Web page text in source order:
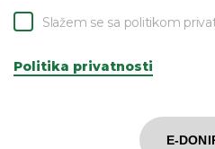
Slažem se sa politikom
Politika privatnosti
E-